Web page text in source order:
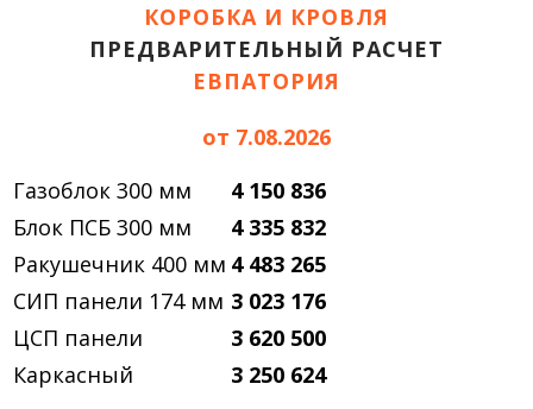
КОРОБКА И КРОВЛЯ
ПРЕДВАРИТЕЛЬНЫЙ РАСЧЕТ
ЕВПАТОРИЯ
от 7.08.2026
Газоблок 300 мм
4 150 836
Блок ПСБ 300 мм
4 335 832
Ракушечник 400 мм 4 483 265
СИП панели 174 мм 3 023 176
ЦСП панели
3 620 500
Каркасный
3 250 624